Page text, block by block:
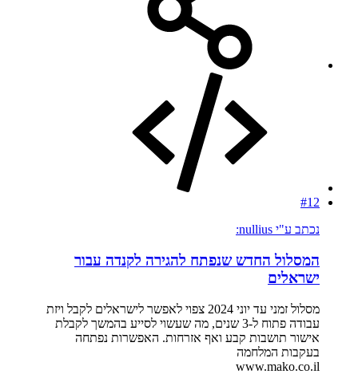
#12
נכתב ע"י nullius:
המסלול החדש שנפתח להגירה לקנדה עבור
ישראלים
מסלול זמני עד יוני 2024 צפוי לאפשר לישראלים לקבל ויזת
עבודה פתוח ל-3 שנים, מה שעשוי לסייע בהמשך לקבלת
אישור תושבות קבע ואף אזרחות. האפשרות נפתחה
בעקבות המלחמה
www.mako.co.il